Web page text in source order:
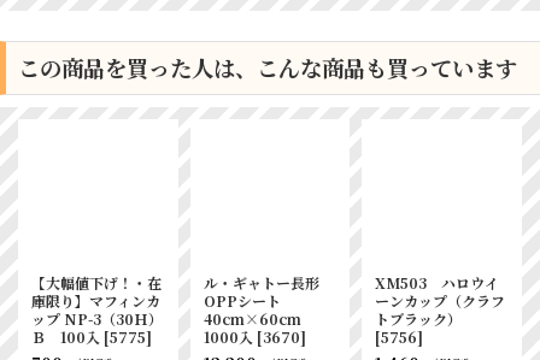
この商品を買った人は、こんな商品も買っています
【大幅値下げ！・在
庫限り】マフィンカ
ップ NP-3（30Ｈ）
Ｂ 100入 [5775]
ル・ギャトー長形
OPPシート
40cm×60cm
1000入 [3670]
XM503 ハロウイ
ーンカップ（クラフ
トブラック）
[5756]